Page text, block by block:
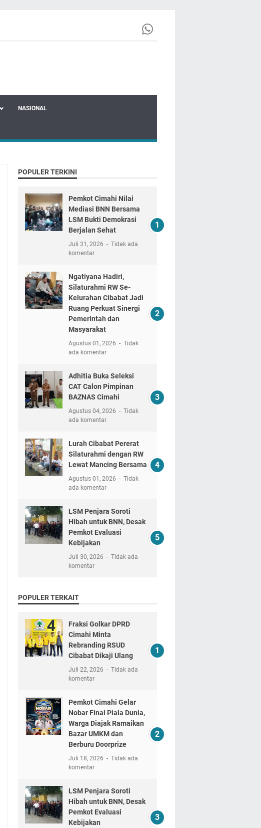
NASIONAL
POPULER TERKINI
Pemkot Cimahi Nilai
Mediasi BNN Bersama
LSM Bukti Demokrasi
Berjalan Sehat
Juli 31, 2026
Tidak ada
komentar
Ngatiyana Hadiri,
Silaturahmi RW Se-
Kelurahan Cibabat Jadi
Ruang Perkuat Sinergi
Pemerintah dan
Masyarakat
Agustus 01, 2026
Tidak
ada komentar
Adhitia Buka Seleksi
CAT Calon Pimpinan
BAZNAS Cimahi
Agustus 04, 2026
Tidak
ada komentar
Lurah Cibabat Pererat
Silaturahmi dengan RW
Lewat Mancing Bersama
Agustus 01, 2026
Tidak
ada komentar
LSM Penjara Soroti
Hibah untuk BNN, Desak
Pemkot Evaluasi
Kebijakan
Juli 30, 2026
Tidak ada
komentar
POPULER TERKAIT
Fraksi Golkar DPRD
Cimahi Minta
Rebranding RSUD
Cibabat Dikaji Ulang
Juli 22, 2026
Tidak ada
komentar
Pemkot Cimahi Gelar
Nobar Final Piala Dunia,
Warga Diajak Ramaikan
Bazar UMKM dan
Berburu Doorprize
Juli 18, 2026
Tidak ada
komentar
LSM Penjara Soroti
Hibah untuk BNN, Desak
Pemkot Evaluasi
Kebijakan